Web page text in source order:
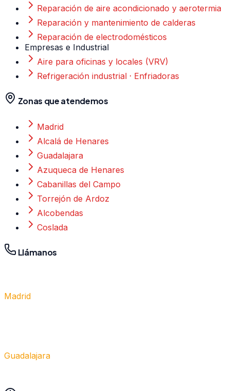
Reparación de aire acondicionado y aerotermia
Reparación y mantenimiento de calderas
Reparación de electrodomésticos
Empresas e Industrial
Aire para oficinas y locales (VRV)
Refrigeración industrial · Enfriadoras
Zonas que atendemos
Madrid
Alcalá de Henares
Guadalajara
Azuqueca de Henares
Cabanillas del Campo
Torrejón de Ardoz
Alcobendas
Coslada
Llámanos
Madrid
Guadalajara